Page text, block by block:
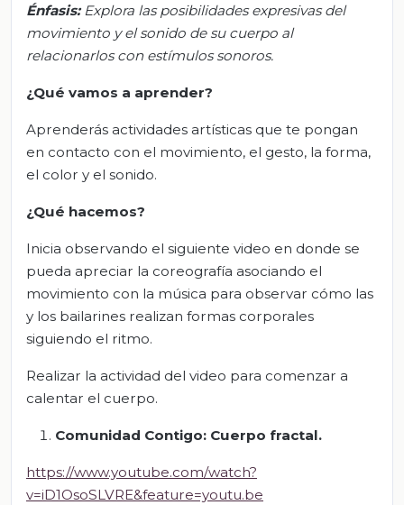
Énfasis:Explora las posibilidades expresivas del
movimiento y el sonido de su cuerpo al
relacionarlos con estímulos sonoros.
¿Qué vamos a aprender?
Aprenderás actividades artísticas que te pongan
en contacto con el movimiento, el gesto, la forma,
el color y el sonido.
¿Qué hacemos?
Inicia observando el siguiente video en donde se
pueda apreciar la coreografía asociando el
movimiento con la música para observar cómo las
y los bailarines realizan formas corporales
siguiendo el ritmo.
Realizar la actividad del video para comenzar a
calentar el cuerpo.
Comunidad Contigo: Cuerpo fractal.
https://www.youtube.com/watch?
v=iD1OsoSLVRE&feature=youtu.be